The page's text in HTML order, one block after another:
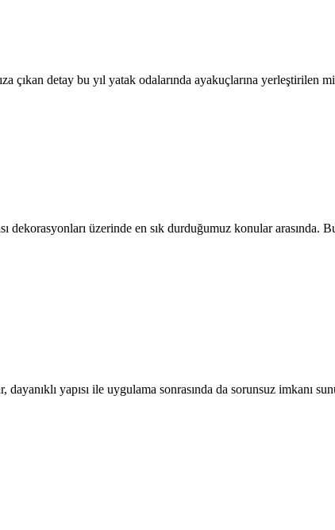
çıkan detay bu yıl yatak odalarında ayakuçlarına yerleştirilen
dekorasyonları üzerinde en sık durduğumuz konular arasında.
yapısı ile uygulama sonrasında da sorunsuz imkanı